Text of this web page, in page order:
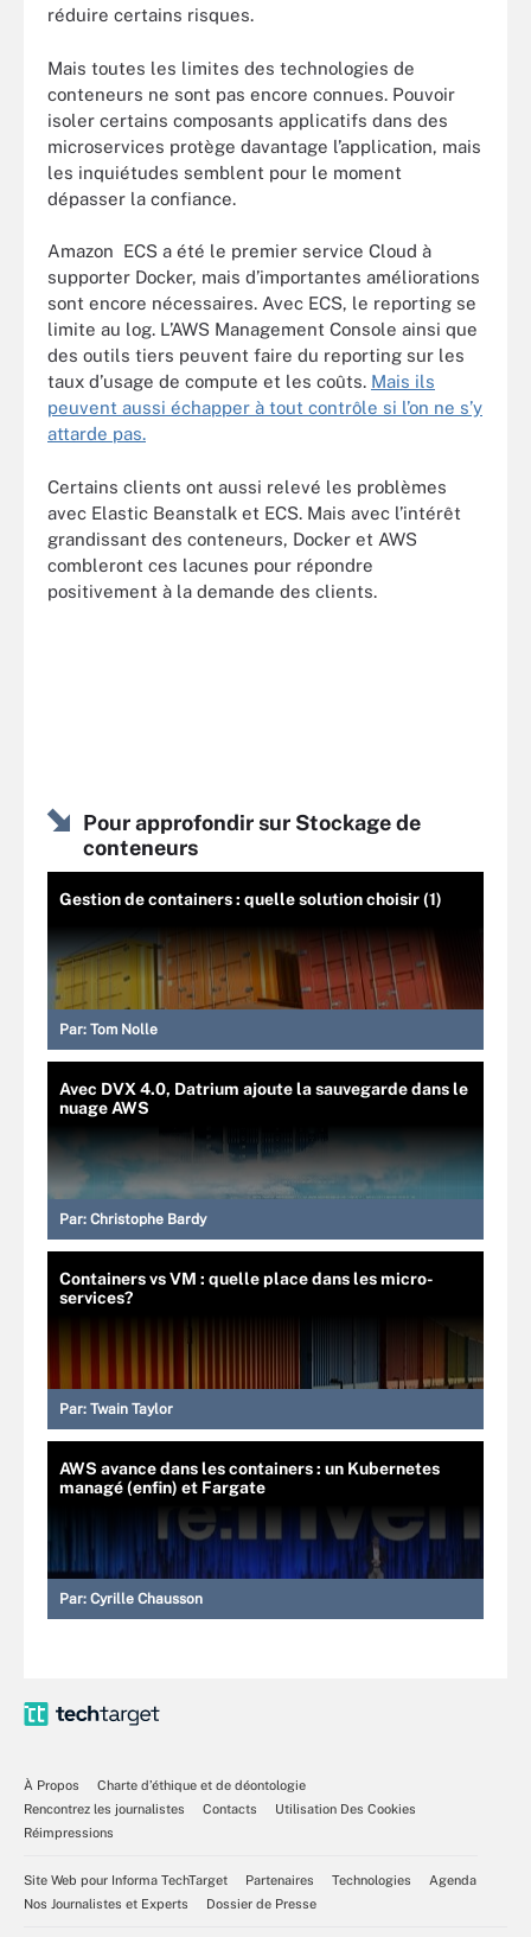
réduire certains risques.
Mais toutes les limites des technologies de
conteneurs ne sont pas encore connues. Pouvoir
isoler certains composants applicatifs dans des
microservices protège davantage l’application, mais
les inquiétudes semblent pour le moment
dépasser la confiance.
Amazon ECS a été le premier service Cloud à
supporter Docker, mais d’importantes améliorations
sont encore nécessaires. Avec ECS, le reporting se
limite au log. L’AWS Management Console ainsi que
des outils tiers peuvent faire du reporting sur les
taux d’usage de compute et les coûts. Mais ils
peuvent aussi échapper à tout contrôle si l’on ne s’y
attarde pas.
Certains clients ont aussi relevé les problèmes
avec Elastic Beanstalk et ECS. Mais avec l’intérêt
grandissant des conteneurs, Docker et AWS
combleront ces lacunes pour répondre
positivement à la demande des clients.
Pour approfondir sur Stockage de
conteneurs
Gestion de containers : quelle solution choisir (1)
Par: Tom Nolle
Avec DVX 4.0, Datrium ajoute la sauvegarde dans le
nuage AWS
Par: Christophe Bardy
Containers vs VM : quelle place dans les micro-
services?
Par: Twain Taylor
AWS avance dans les containers : un Kubernetes
managé (enfin) et Fargate
Par: Cyrille Chausson
À Propos
Charte d’éthique et de déontologie
Rencontrez les journalistes
Contacts
Utilisation Des Cookies
Réimpressions
Site Web pour Informa TechTarget Partenaires Technologies
Agenda
Nos Journalistes et Experts
Dossier de Presse